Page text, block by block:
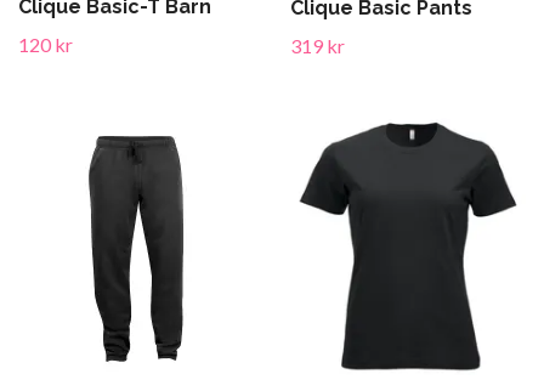
Clique Basic-T Barn
120 kr
Clique Basic Pants
319 kr